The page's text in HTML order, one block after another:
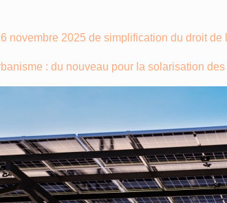
novembre 2025 de simplification du droit de
: du nouveau pour la solarisation